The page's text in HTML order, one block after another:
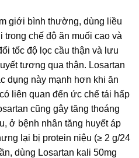
giới bình thường, dùng liều
trong chế độ ăn muối cao và
tốc độ lọc cầu thận và lưu
tương qua thận. Losartan
dụng này mạnh hơn khi ăn
liên quan đến ức chế tái hấp
cũng gây tăng thoáng
ở bệnh nhân tăng huyết áp
lại bị protein niệu (≥ 2 g/24
dùng Losartan kali 50mg